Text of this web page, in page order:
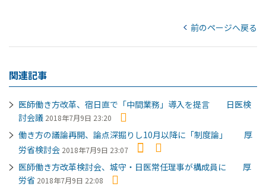
前のページへ戻る
関連記事
医師働き方改革、宿日直で「中間業務」導入を提言 日医検
討会議 2018年7月9日 23:20
働き方の議論再開、論点深掘りし10月以降に「制度論」 厚
労省検討会 2018年7月9日 23:07
医師働き方改革検討会、城守・日医常任理事が構成員に 厚
労省 2018年7月9日 22:08